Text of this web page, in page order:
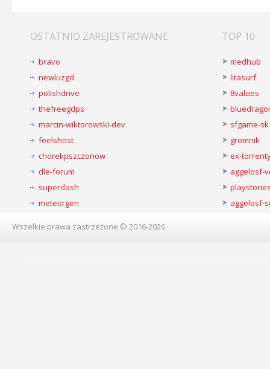
OSTATNIO ZAREJESTROWANE
bravo
newluzgd
polishdrive
thefreegdps
marcin-wiktorowski-dev
feelshost
chorekpszczonow
dle-forum
superdash
meteorgen
TOP 10
medhub
litasurf
8values
sfgame-sk
gromnik
ex-
aggelosf-
aggelosf-
Wszelkie prawa zastrzeżone © 2016-2026